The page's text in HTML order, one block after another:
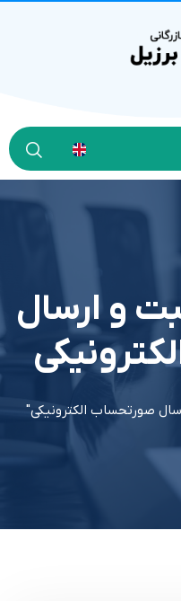
و ارسال
صورتحساب الکترونیکی"